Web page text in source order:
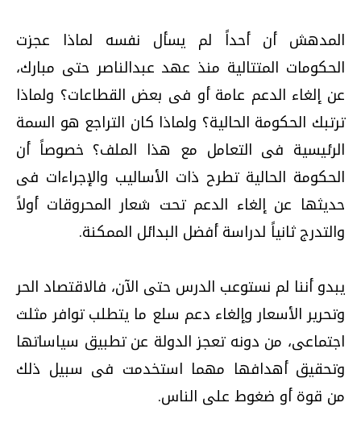
المدهش أن أحداً لم يسأل نفسه لماذا عجزت
الحكومات المتتالية منذ عهد عبدالناصر حتى مبارك،
عن إلغاء الدعم عامة أو فى بعض القطاعات؟ ولماذا
ترتبك الحكومة الحالية؟ ولماذا كان التراجع هو السمة
الرئيسية فى التعامل مع هذا الملف؟ خصوصاً أن
الحكومة الحالية تطرح ذات الأساليب والإجراءات فى
حديثها عن إلغاء الدعم تحت شعار المحروقات أولاً
والتدرج ثانياً لدراسة أفضل البدائل الممكنة.
يبدو أننا لم نستوعب الدرس حتى الآن، فالاقتصاد الحر
وتحرير الأسعار وإلغاء دعم سلع ما يتطلب توافر مثلث
اجتماعى، من دونه تعجز الدولة عن تطبيق سياساتها
وتحقيق أهدافها مهما استخدمت فى سبيل ذلك
من قوة أو ضغوط على الناس.